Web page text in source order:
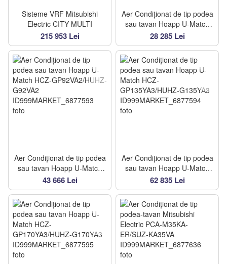
Sisteme VRF Mitsubishi
Electric CITY MULTI
215 953 Lei
Aer Condiționat de tip podea
sau tavan Hoapp U-Match
HCZ-GP56VA2/HUHZ-
G56VA2
28 285 Lei
Aer Condiționat de tip podea
sau tavan Hoapp U-Match
HCZ-GP92VA2/HUHZ-
G92VA2
43 666 Lei
Aer Condiționat de tip podea
sau tavan Hoapp U-Match
HCZ-GP135YA3/HUHZ-
G135YA3
62 835 Lei